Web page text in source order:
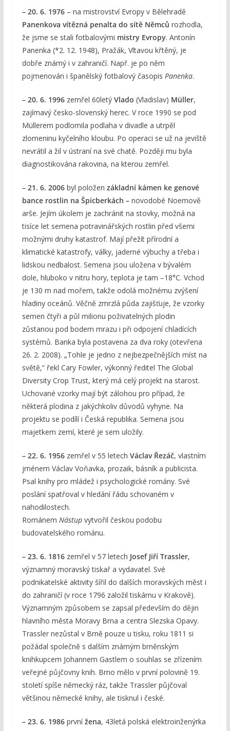
– 20. 6. 1976– na mistrovství Evropy v Bělehradě
Panenkova vítězná penalta do sítě Němců rozhodla,
že jsme se stali fotbalovými mistry Evropy. Antonín
Panenka (*2. 12. 1948), Pražák, Vltavou křtěný, je
dobře známý i v zahraničí. Např. je po něm
pojmenován i španělský fotbalový časopis Panenka.
– 20. 6. 1996zemřel 60letý Vlado (Vladislav) Müller,
zajímavý česko-slovenský herec. V roce 1990 se pod
Müllerem podlomila podlaha v divadle a utrpěl
zlomeninu kyčelního kloubu. Po operaci se už na jeviště
nevrátil a žil v ústraní na své chatě. Později mu byla
diagnostikována rakovina, na kterou zemřel.
– 21. 6. 2006 byl položen základní kámen ke genové
bance rostlin na Špicberkách –novodobé Noemově
arše. Jejím úkolem je zachránit na stovky, možná na
tisíce let semena potravinářských rostlin před všemi
možnými druhy katastrof. Mají přežít přírodní a
klimatické katastrofy, války, jaderné výbuchy a třeba i
lidskou nedbalost. Semena jsou uložena v bývalém
dole, hluboko v nitru hory, teplota je tam –18°C. Vchod
je 130 m nad mořem, takže odolá možnému zvýšení
hladiny oceánů. Věčně zmrzlá půda zajišťuje, že vzorky
semen čtyři a půl milionu poživatelných plodin
zůstanou pod bodem mrazu i při odpojení chladících
systémů. Banka byla postavena za dva roky (otevřena
26. 2. 2008). „Tohle je jedno z nejbezpečnějších míst na
světě,“ řekl Cary Fowler, výkonný ředitel The Global
Diversity Crop Trust, který má celý projekt na starost.
Uchované vzorky mají být zálohou pro případ, že
některá plodina z jakýchkoliv důvodů vyhyne. Na
projektu se podílí i Česká republika. Semena jsou
majetkem zemí, které je sem uložily.
– 22. 6. 1956zemřel v 55 letech Václav Řezáč, vlastním
jménem Václav Voňavka, prozaik, básník a publicista.
Psal knihy pro mládež i psychologické romány. Své
poslání spatřoval v hledání řádu schovaném v
nahodilostech.
Románem Nástupvytvořil českou podobu
budovatelského románu.
– 23. 6. 1816zemřel v 57 letech Josef Jiří Trassler,
významný moravský tiskař a vydavatel. Své
podnikatelské aktivity šířil do dalších moravských měst i
do zahraničí (v roce 1796 založil tiskárnu v Krakově).
Významným způsobem se zapsal především do dějin
hlavního města Moravy Brna a centra Slezska Opavy.
Trassler nezůstal v Brně pouze u tisku, roku 1811 si
požádal společně s dalším známým brněnským
knihkupcem Johannem Gastlem o souhlas se zřízením
veřejné půjčovny knih. Brno mělo v první polovině 19.
století spíše německý ráz, takže Trassler půjčoval
většinou německé knihy, ale tisknul i české.
– 23. 6. 1986 prvnížena, 43letá polská elektroinženýrka